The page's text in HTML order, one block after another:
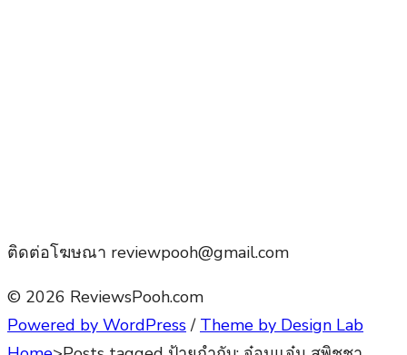
ติดต่อโฆษณา reviewpooh@gmail.com
© 2026 ReviewsPooh.com
Powered by WordPress / Theme by Design Lab